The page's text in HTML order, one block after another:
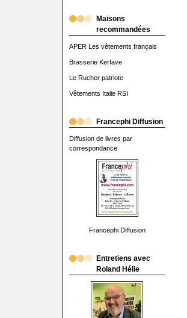
Maisons
recommandées
APER Les vêtements français
Brasserie Kerfave
Le Rucher patriote
Vêtements Italie RSI
Francephi Diffusion
Diffusion de livres par
correspondance
Francephi Diffusion
Entretiens avec
Roland Hélie